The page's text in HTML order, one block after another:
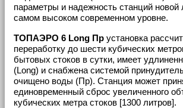
параметры и надежность станций новой
самом высоком современном уровне.
ТОПАЭРО 6 Long Пр установка
переработку до шести кубических
бытовых стоков в сутки, имеет
(Long) и снабжена системой
очищено воды (Пр). Станция может
единовременный сброс увеличенного
кубических метра стоков [1300 литров].